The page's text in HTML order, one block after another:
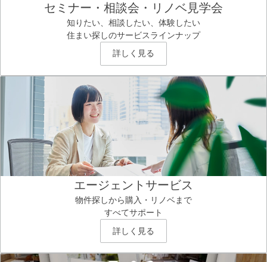
セミナー・相談会・リノベ見学会
知りたい、相談したい、体験したい
住まい探しのサービスラインナップ
詳しく見る
エージェントサービス
物件探しから購入・リノベまで
すべてサポート
詳しく見る